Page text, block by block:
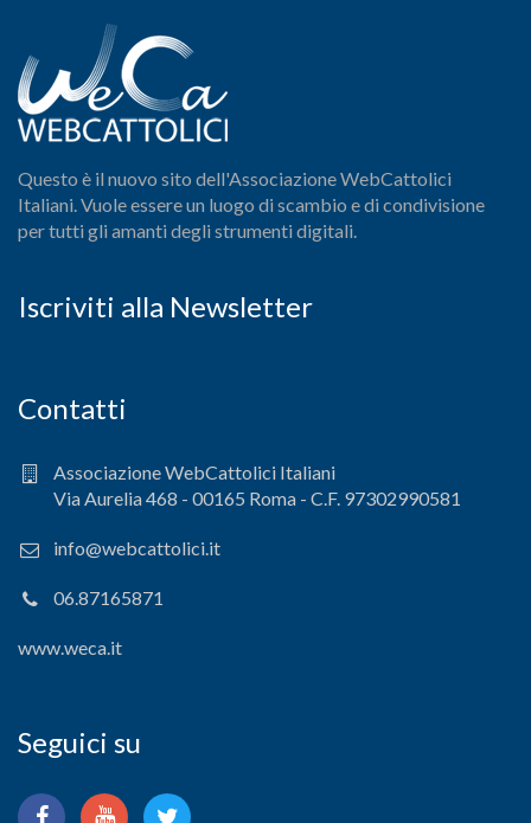
Questo è il nuovo sito dell'Associazione WebCattolici
Italiani. Vuole essere un luogo di scambio e di condivisione
per tutti gli amanti degli strumenti digitali.
Iscriviti alla Newsletter
Contatti
Associazione WebCattolici Italiani
Via Aurelia 468 - 00165 Roma - C.F. 97302990581
info@webcattolici.it
06.87165871
www.weca.it
Seguici su